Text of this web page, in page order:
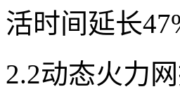
活时间延长
2.2动态火力